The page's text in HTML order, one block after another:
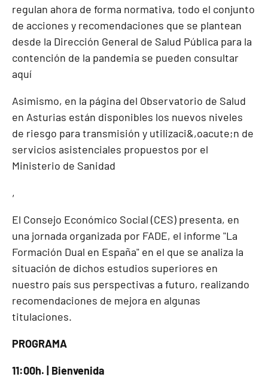
regulan ahora de forma normativa, todo el conjunto
de acciones y recomendaciones que se plantean
desde la Dirección General de Salud Pública para la
contención de la pandemia se pueden consultar
aquí
Asimismo, en la página del Observatorio de Salud
en Asturias están disponibles los nuevos niveles
de riesgo para transmisión y utilizaci&,oacute;n de
servicios asistenciales propuestos por el
Ministerio de Sanidad
,
El Consejo Económico Social (CES) presenta, en
una jornada organizada por FADE, el informe "La
Formación Dual en España" en el que se analiza la
situación de dichos estudios superiores en
nuestro país sus perspectivas a futuro, realizando
recomendaciones de mejora en algunas
titulaciones.
PROGRAMA
11:00h. | Bienvenida